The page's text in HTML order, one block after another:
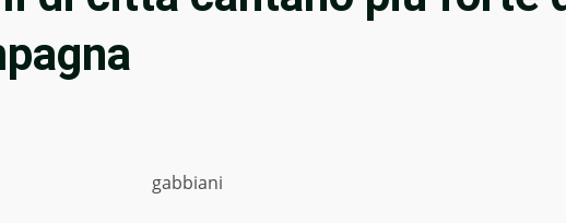
gabbiani